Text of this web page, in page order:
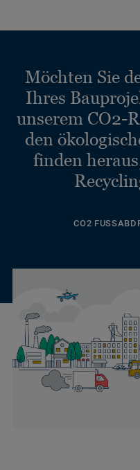
Möchten Sie
Ihres
unserem CO2-
den
finden
CO2